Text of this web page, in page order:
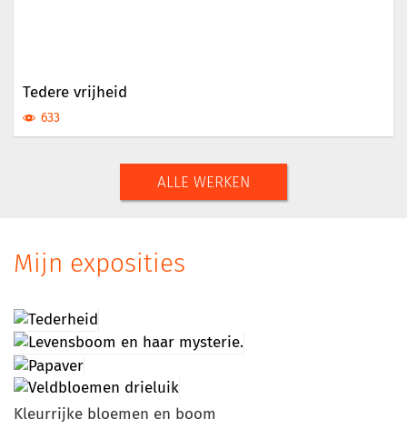
Tedere vrijheid
633
ALLE WERKEN
Mijn exposities
Kleurrijke bloemen en boom